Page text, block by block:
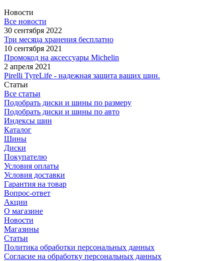
Новости
Все новости
30 сентября 2022
Три месяца хранения бесплатно
10 сентября 2021
Промокод на аксессуары Michelin
2 апреля 2021
Pirelli TyreLife - надежная защита ваших шин.
Статьи
Все статьи
Подобрать диски и шины по размеру
Подобрать диски и шины по авто
Индексы шин
Каталог
Шины
Диски
Покупателю
Условия оплаты
Условия доставки
Гарантия на товар
Вопрос-ответ
Акции
О магазине
Новости
Магазины
Статьи
Политика обработки персональных данных
Согласие на обработку персональных данных